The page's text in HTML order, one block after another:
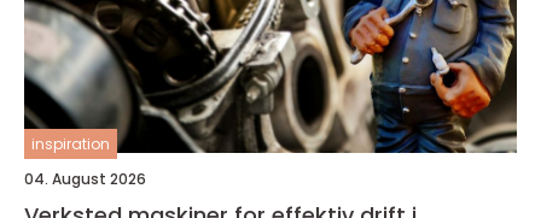
inspiration
04. August 2026